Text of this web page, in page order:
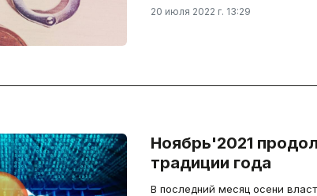
20 июля 2022 г. 13:29
Ноябрь'2021
традиции года
В последний месяц осени